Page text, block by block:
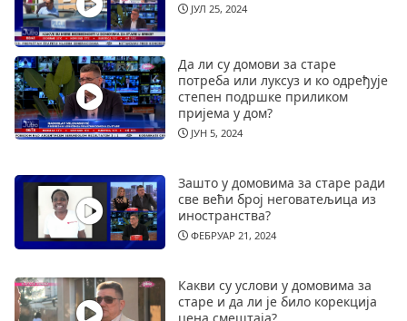
ЈУЛ 25, 2024
Да ли су домови за старе
потреба или луксуз и ко одређује
степен подршке приликом
пријема у дом?
ЈУН 5, 2024
Зашто у домовима за старе ради
све већи број неговатељица из
иностранства?
ФЕБРУАР 21, 2024
Какви су услови у домовима за
старе и да ли је било корекција